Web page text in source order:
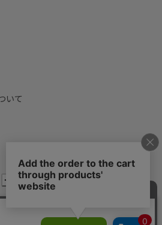
いて
プライバシーポリシー